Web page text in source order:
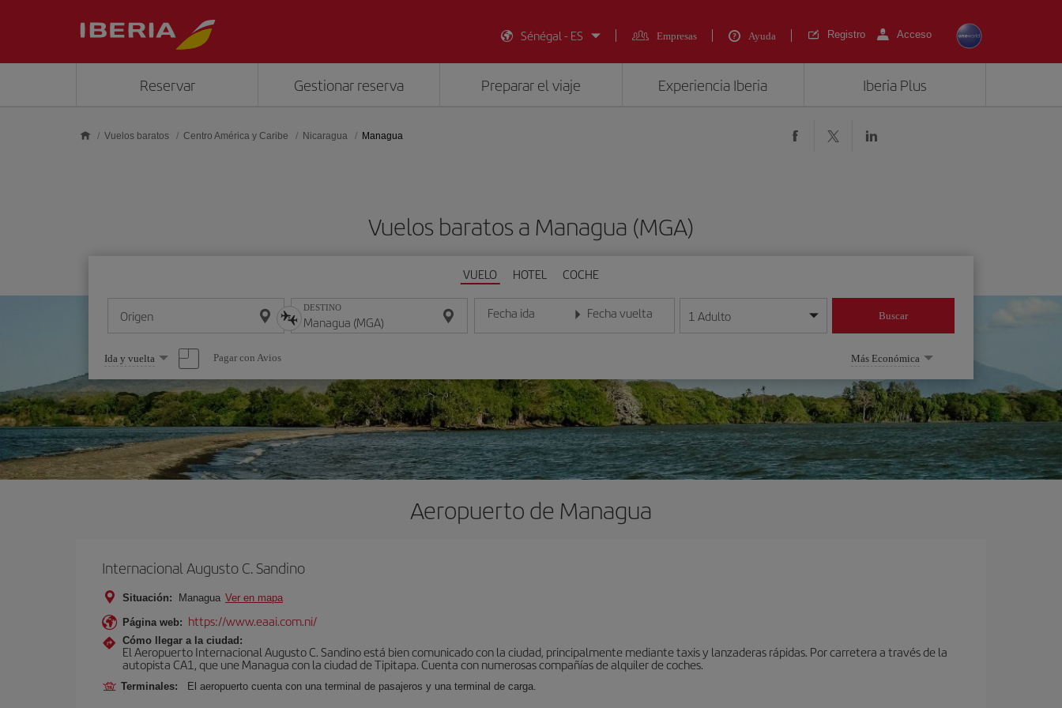
Sénégal - ES
Empresas Ayuda Registro Acceso
Reservar Gestionar reserva Preparar el viaje Experiencia Iberia Iberia Plus
Vuelos baratos Centro América y Caribe Nicaragua Managua
Vuelos baratos a Managua (MGA)
VUELO HOTEL COCHE
Origen DESTINO Fecha ida
Introduce la fecha en formato día/mes/año
Fecha vuelta
Introduce la fecha en formato día/mes/año
1 Adulto Buscar
Seleccione
una
opción
Ida y vuelta Pagar con Avios Más Económica
Aeropuerto de Managua
Internacional Augusto C. Sandino
Situación: Managua Ver en mapa
Página web: https://www.eaai.com.ni/
Cómo llegar a la ciudad:
El Aeropuerto Internacional Augusto C. Sandino está bien comunicado con la ciudad, principalmente mediante taxis y lanzaderas rápidas. Por carretera a través de la
autopista CA1, que une Managua con la ciudad de Tipitapa. Cuenta con numerosas compañías de alquiler de coches.
Terminales: El aeropuerto cuenta con una terminal de pasajeros y una terminal de carga.